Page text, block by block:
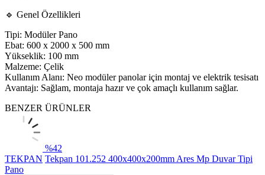
🔹 Genel Özellikleri
Tipi: Modüler Pano
Ebat: 600 x 2000 x 500 mm
Yükseklik: 100 mm
Malzeme: Çelik
Kullanım Alanı: Neo modüler panolar için montaj ve elektrik tesisatı
Avantajı: Sağlam, montaja hazır ve çok amaçlı kullanım sağlar.
BENZER ÜRÜNLER
%42
TEKPAN Tekpan 101.252 400x400x200mm Ares Mp Duvar Tipi
Pano